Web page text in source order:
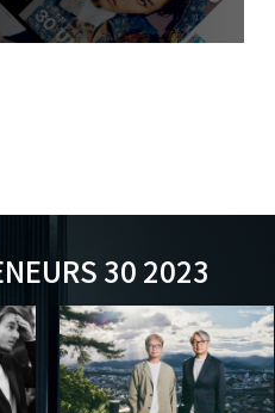
30 2023